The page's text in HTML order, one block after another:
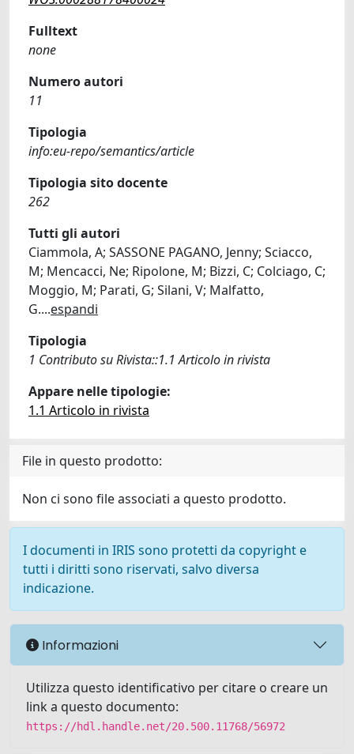
Fulltext
none
Numero autori
11
Tipologia
info:eu-repo/semantics/article
Tipologia sito docente
262
Tutti gli autori
Ciammola, A; SASSONE PAGANO, Jenny; Sciacco,
M; Mencacci, Ne; Ripolone, M; Bizzi, C; Colciago, C;
Moggio, M; Parati, G; Silani, V; Malfatto,
G....espandi
Tipologia
1 Contributo su Rivista::1.1 Articolo in rivista
Appare nelle tipologie:
1.1 Articolo in rivista
File in questo prodotto:
Non ci sono file associati a questo prodotto.
I documenti in IRIS sono protetti da copyright e
tutti i diritti sono riservati, salvo diversa
indicazione.
Informazioni
Utilizza questo identificativo per citare o creare un
link a questo documento:
https://hdl.handle.net/20.500.11768/56972